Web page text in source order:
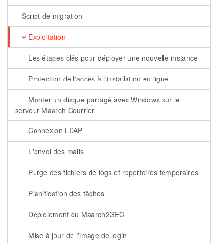
Script de migration
Exploitation
Les étapes clés pour déployer une nouvelle instance
Protection de l'accès à l'installation en ligne
Monter un disque partagé avec Windows sur le
serveur Maarch Courrier
Connexion LDAP
L'envoi des mails
Purge des fichiers de logs et répertoires temporaires
Planification des tâches
Déploiement du Maarch2GEC
Mise à jour de l'image de login